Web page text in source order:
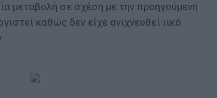
μεταβολή σε σχέση με την προηγούμενη
καθώς δεν είχε ανιχνευθεί ιικό